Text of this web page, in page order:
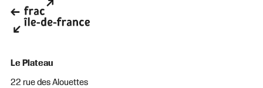
Le Plateau
22 rue des Alouettes